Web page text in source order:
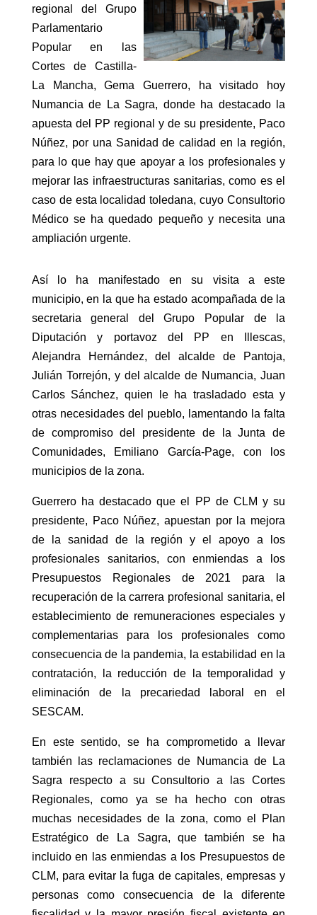
regional del Grupo
Parlamentario
Popular en las
Cortes de Castilla-
La Mancha, Gema Guerrero, ha visitado hoy
Numancia de La Sagra, donde ha destacado la
apuesta del PP regional y de su presidente, Paco
Núñez, por una Sanidad de calidad en la región,
para lo que hay que apoyar a los profesionales y
mejorar las infraestructuras sanitarias, como es el
caso de esta localidad toledana, cuyo Consultorio
Médico se ha quedado pequeño y necesita una
ampliación urgente.
Así lo ha manifestado en su visita a este
municipio, en la que ha estado acompañada de la
secretaria general del Grupo Popular de la
Diputación y portavoz del PP en Illescas,
Alejandra Hernández, del alcalde de Pantoja,
Julián Torrejón, y del alcalde de Numancia, Juan
Carlos Sánchez, quien le ha trasladado esta y
otras necesidades del pueblo, lamentando la falta
de compromiso del presidente de la Junta de
Comunidades, Emiliano García-Page, con los
municipios de la zona.
Guerrero ha destacado que el PP de CLM y su
presidente, Paco Núñez, apuestan por la mejora
de la sanidad de la región y el apoyo a los
profesionales sanitarios, con enmiendas a los
Presupuestos Regionales de 2021 para la
recuperación de la carrera profesional sanitaria, el
establecimiento de remuneraciones especiales y
complementarias para los profesionales como
consecuencia de la pandemia, la estabilidad en la
contratación, la reducción de la temporalidad y
eliminación de la precariedad laboral en el
SESCAM.
En este sentido, se ha comprometido a llevar
también las reclamaciones de Numancia de La
Sagra respecto a su Consultorio a las Cortes
Regionales, como ya se ha hecho con otras
muchas necesidades de la zona, como el Plan
Estratégico de La Sagra, que también se ha
incluido en las enmiendas a los Presupuestos de
CLM, para evitar la fuga de capitales, empresas y
personas como consecuencia de la diferente